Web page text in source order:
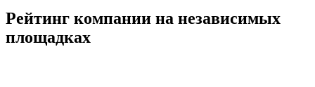
Рейтинг компании на независимых
площадках